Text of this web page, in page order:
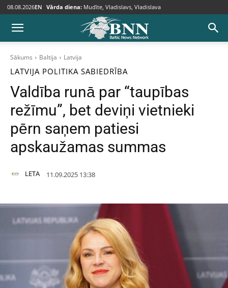
08.08.2026EN Vārda diena: Mudīte, Vladislavs, Vladislava
Sākums Baltija Latvija
LATVIJA POLITIKA SABIEDRĪBA
Valdība runā par “taupības
režīmu”, bet deviņi vietnieki
pērn saņem patiesi
apskaužamas summas
LETA 11.09.2025 13:38